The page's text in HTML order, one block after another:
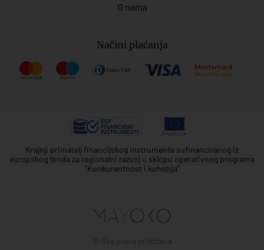
O nama
Načini plaćanja
Krajnji primatelj financijskog instrumenta sufinanciranog iz
europskog fonda za regionalni razvoj u sklopu operativnog programa
"Konkurentnost i kohezija"
© Sva prava pridržana